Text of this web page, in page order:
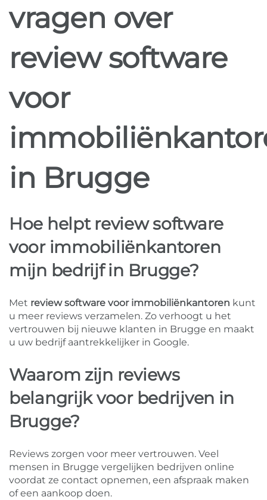
vragen over
review software
voor
in Brugge
Hoe helpt review software
voor immobiliënkantoren
mijn bedrijf in Brugge?
Met review software voor immobiliënkantoren kunt
u meer reviews verzamelen. Zo verhoogt u het
vertrouwen bij nieuwe klanten in Brugge en maakt
u uw bedrijf aantrekkelijker in Google.
Waarom zijn reviews
belangrijk voor bedrijven in
Brugge?
Reviews zorgen voor meer vertrouwen. Veel
mensen in Brugge vergelijken bedrijven online
voordat ze contact opnemen, een afspraak maken
of een aankoop doen.